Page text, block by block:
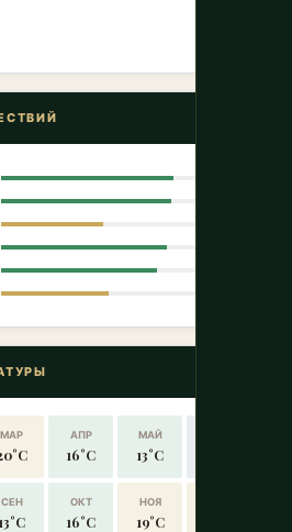
МАР АПР
16°C
МАЙ
13°C
СЕН
13°C
ОКТ
16°C
НОЯ
19°C